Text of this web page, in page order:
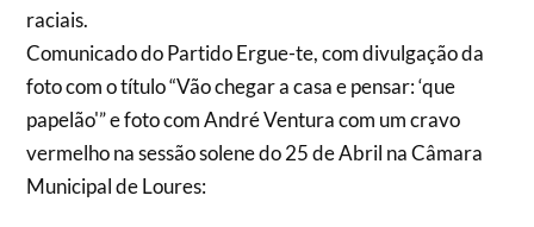
raciais.
Comunicado do Partido Ergue-te, com divulgação da
foto com o título “Vão chegar a casa e pensar: ‘que
papelão'” e foto com André Ventura com um cravo
vermelho na sessão solene do 25 de Abril na Câmara
Municipal de Loures: